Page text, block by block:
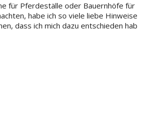
für Pferdeställe oder Bauernhöfe für
habe ich so viele liebe Hinweise
dass ich mich dazu entschieden hab